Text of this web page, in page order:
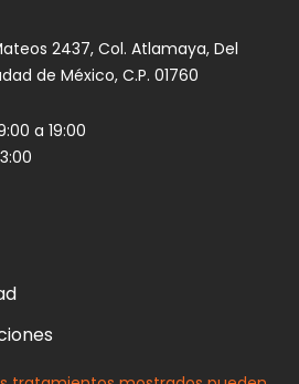
2437, Col. Atlamaya, Del
de México, C.P. 01760
a 19:00